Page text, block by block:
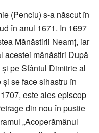
(Penciu) s-a născut în
în anul 1671. In 1697
Mănăstirii Neamț, iar
acestei mânăstiri După
pe Sfântul Dimitrie al
se face sihastru în
este ales episcop
din nou în pustie
„Acoperămânul